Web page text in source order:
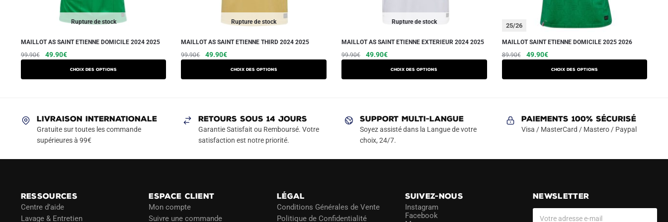
Rupture de stock
MAILLOT AS SAINT ETIENNE DOMICILE 2024 2025
99.90€
Le
49.90€Le
Choix des options
Ce
produit
a
Les
options
peuvent
page
du
Rupture de stock
MAILLOT AS SAINT ETIENNE THIRD 2024 2025
99.90€
Le
49.90€Le
Choix des options
Ce
produit
a
Les
options
peuvent
Rupture de stock
MAILLOT AS SAINT ETIENNE EXTERIEUR 2024 2025
99.90€
Le
49.90€Le
Choix des options
Ce
produit
a
Les
options
peuvent
25/26
MAILLOT SAINT ETIENNE DOMICILE 2025 2026
89.90€
Le
49.90€Le
Choix des options
Ce
produit
a
Les
options
page
du
LIVRAISON INTERNATIONALE
Gratuite sur toutes les commande
supérieures à 99€
RETOURS SOUS 14 JOURS
Garantie Satisfait ou Remboursé. Votre
satisfaction est notre priorité.
SUPPORT MULTI-LANGUE
Soyez assisté dans la Langue de votre
choix, 24/7.
Paiements 100% Sécurisé
Visa / MasterCard / Mastero / Paypal
RESSOURCES
Centre d’aide
Lavage & Entretien
ESPACE CLIENT
Mon compte
Suivre une commande
LÉGAL
Conditions Générales de Vente
Politique de Confidentialité
SUIVEZ-NOUS
Instagram
Facebook
NEWSLETTER